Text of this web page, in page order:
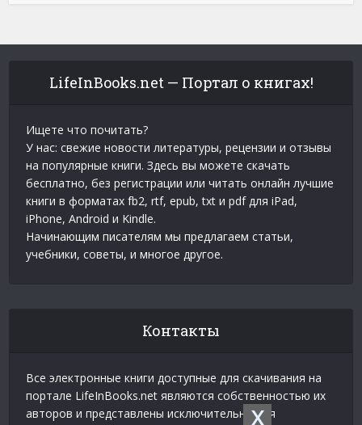
X
LifeInBooks.net — Портал о книгах!
Ищете что почитать?
У нас: свежие новости литературы, рецензии и отзывы
на популярные книги. Здесь вы можете скачать
бесплатно, без регистрации или читать онлайн лучшие
книги в форматах fb2, rtf, epub, txt и pdf для iPad,
iPhone, Android и Kindle.
Начинающим писателям мы предлагаем статьи,
учебники, советы, и многое другое.
Контакты
Все электронные книги доступные для скачивания на
портале LifeInBooks.net являются собственностью их
авторов и представлены исключительно для